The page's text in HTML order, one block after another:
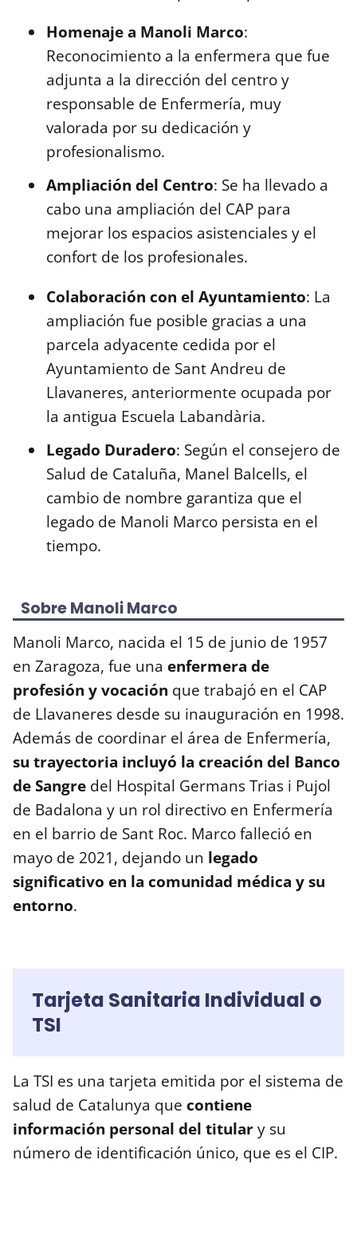
Homenaje a Manoli Marco:
Reconocimiento a la enfermera que fue
adjunta a la dirección del centro y
responsable de Enfermería, muy
valorada por su dedicación y
profesionalismo.
Ampliación del Centro: Se ha llevado a
cabo una ampliación del CAP para
mejorar los espacios asistenciales y el
confort de los profesionales.
Colaboración con el Ayuntamiento: La
ampliación fue posible gracias a una
parcela adyacente cedida por el
Ayuntamiento de Sant Andreu de
Llavaneres, anteriormente ocupada por
la antigua Escuela Labandària.
Legado Duradero: Según el consejero de
Salud de Cataluña, Manel Balcells, el
cambio de nombre garantiza que el
legado de Manoli Marco persista en el
tiempo.
Sobre Manoli Marco
Manoli Marco, nacida el 15 de junio de 1957
en Zaragoza, fue una enfermera de
profesión y vocación que trabajó en el CAP
de Llavaneres desde su inauguración en 1998.
Además de coordinar el área de Enfermería,
su trayectoria incluyó la creación del Banco
de Sangre del Hospital Germans Trias i Pujol
de Badalona y un rol directivo en Enfermería
en el barrio de Sant Roc. Marco falleció en
mayo de 2021, dejando un legado
significativo en la comunidad médica y su
entorno.
Tarjeta Sanitaria Individual o
TSI
La TSI es una tarjeta emitida por el sistema de
salud de Catalunya que contiene
información personal del titulary su
número de identificación único, que es el CIP.